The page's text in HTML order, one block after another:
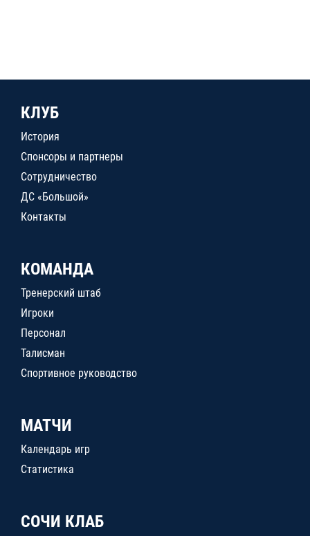
КЛУБ
История
Спонсоры и партнеры
Сотрудничество
ДС «Большой»
Контакты
КОМАНДА
Тренерский штаб
Игроки
Персонал
Талисман
Спортивное руководство
МАТЧИ
Календарь игр
Статистика
СОЧИ КЛАБ